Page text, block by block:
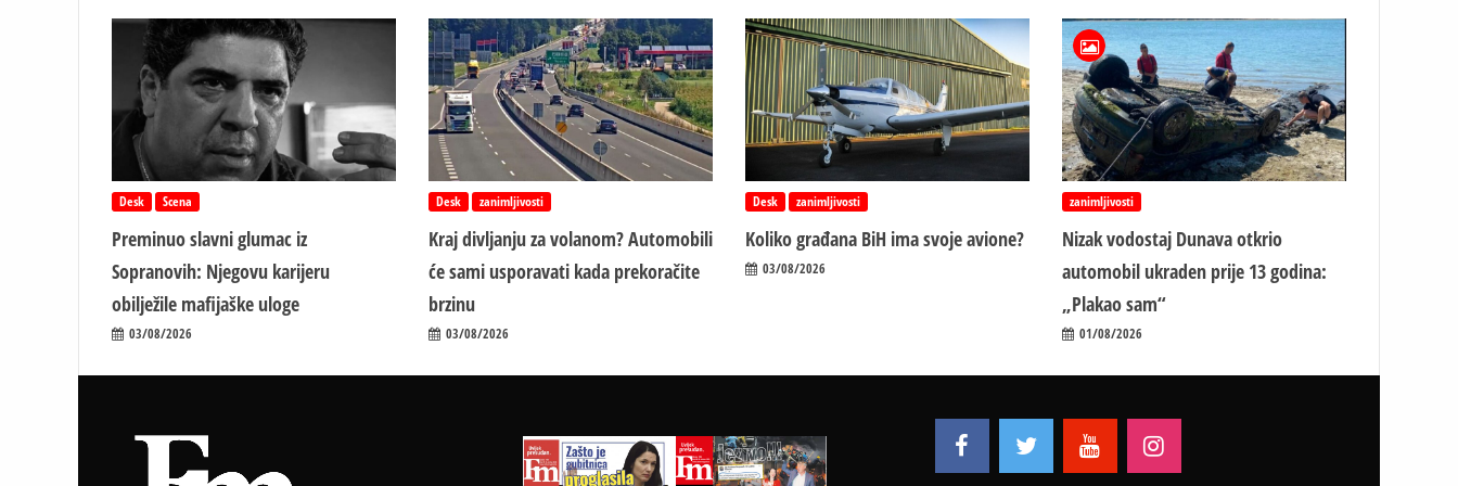
iz
oni
jeli
svinju
Desk Scena
Preminuo slavni glumac iz
Sopranovih: Njegovu karijeru
obilježile mafijaške uloge
03/08/2026
Desk zanimljivosti
Kraj divljanju za volanom? Automobili
će sami usporavati kada prekoračite
brzinu
03/08/2026
Desk zanimljivosti
Koliko građana BiH ima svoje avione?
03/08/2026
zanimljivosti
Nizak vodostaj Dunava otkrio
automobil ukraden prije 13 godina:
„Plakao sam“
01/08/2026